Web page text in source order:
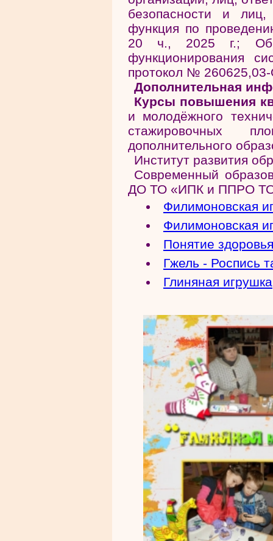
безопасности и
функция по
20 ч., 2025 г.;
функционирования
протокол №
Дополнительная
Курсы повышения
и молодёжного
стажировочных
дополнительного
Институт развития
Современный
ДО ТО «ИПК и ППРО
Филимоновская
Филимоновская
Понятие здоровья
Гжель - Роспись
Глиняная игрушка